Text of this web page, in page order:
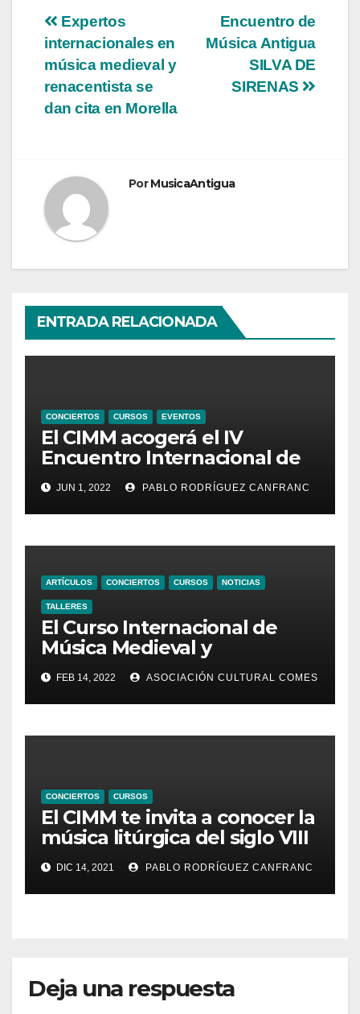
Navegación
de
entradas
Encuentro de
Música Antigua
SILVA DE
SIRENAS
Expertos
internacionales en
música medieval y
renacentista se
dan cita en Morella
PorMusicaAntigua
ENTRADA RELACIONADA
CONCIERTOS CURSOS EVENTOS
El CIMM acogerá el IV
Encuentro Internacional de
Ministriles
JUN 1, 2022 PABLO RODRÍGUEZ CANFRANC
ARTÍCULOS CONCIERTOS CURSOS NOTICIAS
TALLERES
El Curso Internacional de
Música Medieval y
Renacentista presenta su XI
edición
FEB 14, 2022 ASOCIACIÓN CULTURAL COMES
CONCIERTOS CURSOS
El CIMM te invita a conocer la
música litúrgica del siglo VIII
con Marcel Pérès
DIC 14, 2021 PABLO RODRÍGUEZ CANFRANC
Deja una respuesta